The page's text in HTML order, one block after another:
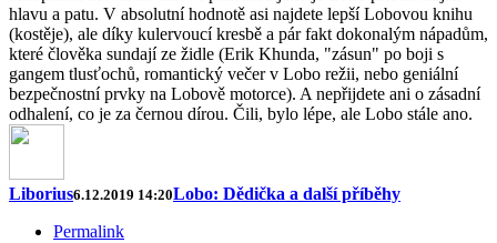
hlavu a patu. V absolutní hodnotě asi najdete lepší Lobovou knihu
(kostěje), ale díky kulervoucí kresbě a pár fakt dokonalým nápadům,
které člověka sundají ze židle (Erik Khunda, "zásun" po boji s
gangem tlusťochů, romantický večer v Lobo režii, nebo geniální
bezpečnostní prvky na Lobově motorce). A nepřijdete ani o zásadní
odhalení, co je za černou dírou. Čili, bylo lépe, ale Lobo stále ano.
Liborius6.12.2019 14:20Lobo: Dědička a další příběhy
Permalink